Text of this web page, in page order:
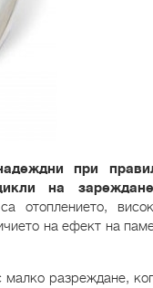
при
на
отоплението,
на ефект на
разреждане,